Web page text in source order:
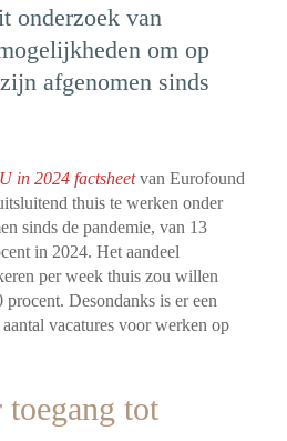
onderzoek van
om op
afgenomen sinds
in 2024 factsheetvan Eurofound
thuis te werken onder
sinds de pandemie, van 13
in 2024. Het aandeel
per week thuis zou willen
Desondanks is er een
vacatures voor werken op
toegang tot